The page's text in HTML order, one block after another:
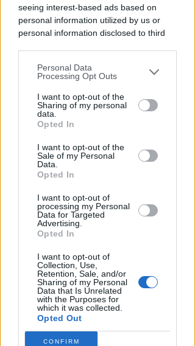
seeing interest-based ads based on
personal information utilized by us or
personal information disclosed to third
You may separately opt-out of the further
disclosure of your personal information
by third parties on the IAB’s list of
downstream participants.
by us to third parties on the IAB’s List of
Downstream Participants that may
further disclose it to other third parties.
Personal Data
Processing Opt Outs
I want to opt-out of the
Sharing of my personal
data.
Opted In
I want to opt-out of the
Sale of my Personal
Data.
Opted In
I want to opt-out of
processing my Personal
Data for Targeted
Advertising.
Opted In
I want to opt-out of
Collection, Use,
Retention, Sale, and/or
Sharing of my Personal
Data that Is Unrelated
with the Purposes for
which it was collected.
Opted Out
CONFIRM
ferragosto poche novità
all'orizzonte
Marco Ercoli e Chiara Camporesi
vincono la 7ª Guarda Rimini
Icaro Sport